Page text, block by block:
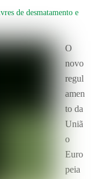
de desmatamento e
O
novo
regul
amen
to da
Uniã
o
Euro
peia